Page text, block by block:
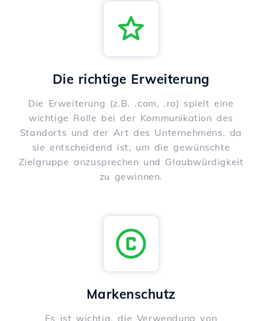
Die richtige Erweiterung
Die Erweiterung (z.B. .com, .ro) spielt eine
wichtige Rolle bei der Kommunikation des
Standorts und der Art des Unternehmens, da
sie entscheidend ist, um die gewünschte
Zielgruppe anzusprechen und Glaubwürdigkeit
zu gewinnen.
Markenschutz
Es ist wichtig, die Verwendung von